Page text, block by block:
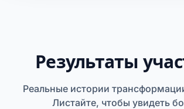
Результаты
Реальные истории
Листайте, чтобы увидеть